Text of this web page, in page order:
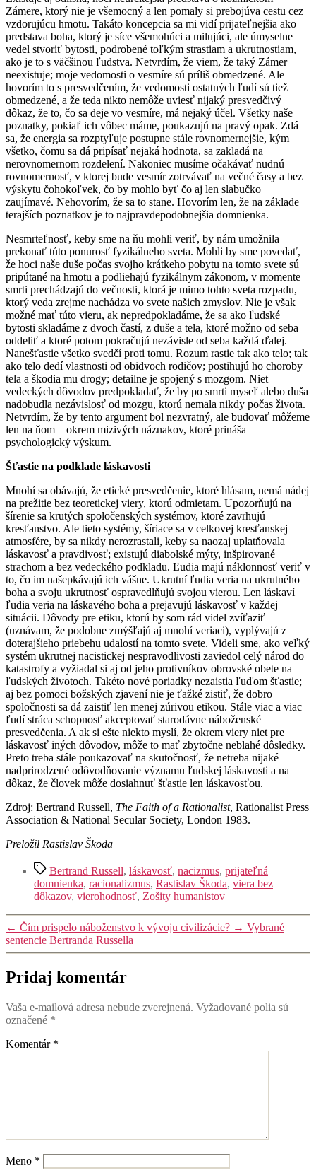
Zámere, ktorý nie je všemocný a len pomaly si prebojúva cestu cez
vzdorujúcu hmotu. Takáto koncepcia sa mi vidí prijateľnejšia ako
predstava boha, ktorý je síce všemohúci a milujúci, ale úmyselne
vedel stvoriť bytosti, podrobené toľkým strastiam a ukrutnostiam,
ako je to s väčšinou ľudstva. Netvrdím, že viem, že taký Zámer
neexistuje; moje vedomosti o vesmíre sú príliš obmedzené. Ale
hovorím to s presvedčením, že vedomosti ostatných ľudí sú tiež
obmedzené, a že teda nikto nemôže uviesť nijaký presvedčivý
dôkaz, že to, čo sa deje vo vesmíre, má nejaký účel. Všetky naše
poznatky, pokiaľ ich vôbec máme, poukazujú na pravý opak. Zdá
sa, že energia sa rozptyľuje postupne stále rovnomernejšie, kým
všetko, čomu sa dá pripísať nejaká hodnota, sa zakladá na
nerovnomernom rozdelení. Nakoniec musíme očakávať nudnú
rovnomernosť, v ktorej bude vesmír zotrvávať na večné časy a bez
výskytu čohokoľvek, čo by mohlo byť čo aj len slabučko
zaujímavé. Nehovorím, že sa to stane. Hovorím len, že na základe
terajších poznatkov je to najpravdepodobnejšia domnienka.
Nesmrteľnosť, keby sme na ňu mohli veriť, by nám umožnila
prekonať túto ponurosť fyzikálneho sveta. Mohli by sme povedať,
že hoci naše duše počas svojho krátkeho pobytu na tomto svete sú
pripútané na hmotu a podliehajú fyzikálnym zákonom, v momente
smrti prechádzajú do večnosti, ktorá je mimo tohto sveta rozpadu,
ktorý veda zrejme nachádza vo svete našich zmyslov. Nie je však
možné mať túto vieru, ak nepredpokladáme, že sa ako ľudské
bytosti skladáme z dvoch častí, z duše a tela, ktoré možno od seba
oddeliť a ktoré potom pokračujú nezávisle od seba každá ďalej.
Nanešťastie všetko svedčí proti tomu. Rozum rastie tak ako telo; tak
ako telo dedí vlastnosti od obidvoch rodičov; postihujú ho choroby
tela a škodia mu drogy; detailne je spojený s mozgom. Niet
vedeckých dôvodov predpokladať, že by po smrti myseľ alebo duša
nadobudla nezávislosť od mozgu, ktorú nemala nikdy počas života.
Netvrdím, že by tento argument bol nezvratný, ale budovať môžeme
len na ňom – okrem mizivých náznakov, ktoré prináša
psychologický výskum.
Šťastie na podklade láskavosti
Mnohí sa obávajú, že etické presvedčenie, ktoré hlásam, nemá nádej
na prežitie bez teoretickej viery, ktorú odmietam. Upozorňujú na
šírenie sa krutých spoločenských systémov, ktoré zavrhujú
kresťanstvo. Ale tieto systémy, šíriace sa v celkovej kresťanskej
atmosfére, by sa nikdy nerozrastali, keby sa naozaj uplatňovala
láskavosť a pravdivosť; existujú diabolské mýty, inšpirované
strachom a bez vedeckého podkladu. Ľudia majú náklonnosť veriť v
to, čo im našepkávajú ich vášne. Ukrutní ľudia veria na ukrutného
boha a svoju ukrutnosť ospravedlňujú svojou vierou. Len láskaví
ľudia veria na láskavého boha a prejavujú láskavosť v každej
situácii. Dôvody pre etiku, ktorú by som rád videl zvíťaziť
(uznávam, že podobne zmýšľajú aj mnohí veriaci), vyplývajú z
doterajšieho priebehu udalostí na tomto svete. Videli sme, ako veľký
systém ukrutnej nacistickej nespravodlivosti zaviedol celý národ do
katastrofy a vyžiadal si aj od jeho protivníkov obrovské obete na
ľudských životoch. Takéto nové poriadky nezaistia ľuďom šťastie;
aj bez pomoci božských zjavení nie je ťažké zistiť, že dobro
spoločnosti sa dá zaistiť len menej zúrivou etikou. Stále viac a viac
ľudí stráca schopnosť akceptovať starodávne náboženské
presvedčenia. A ak si ešte niekto myslí, že okrem viery niet pre
láskavosť iných dôvodov, môže to mať zbytočne neblahé dôsledky.
Preto treba stále poukazovať na skutočnosť, že netreba nijaké
nadprirodzené odôvodňovanie významu ľudskej láskavosti a na
dôkaz, že človek môže dosiahnuť šťastie len láskavosťou.
Zdroj: Bertrand Russell, The Faith of a Rationalist, Rationalist Press
Association & National Secular Society, London 1983.
Preložil Rastislav Škoda
ZnačkyBertrand Russell, láskavosť, nacizmus, prijateľná
domnienka, racionalizmus, Rastislav Škoda, viera bez
dôkazov, vierohodnosť, Zošity humanistov
← Čím prispelo náboženstvo k vývoju civilizácie? → Vybrané
sentencie Bertranda Russella
Pridaj komentár
Vaša e-mailová adresa nebude zverejnená. Vyžadované polia sú
označené *
Komentár *
Meno *